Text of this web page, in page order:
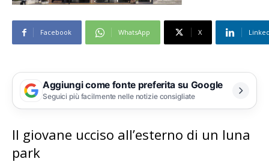
Facebook WhatsApp X
Aggiungi come fonte preferita su Google
Seguici più facilmente nelle notizie consigliate
Il giovane ucciso all’esterno di un luna
park